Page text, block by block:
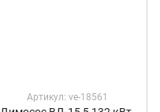
Артикул: ve-18561